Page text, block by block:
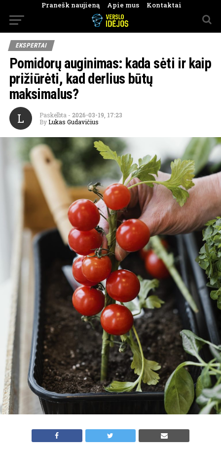
Pranešk naujieną Apie mus Kontaktai
EKSPERTAI
Pomidorų auginimas: kada sėti ir kaip
prižiūrėti, kad derlius būtų
maksimalus?
L Paskelbta - 2026-03-19, 17:23
By Lukas Gudavičius